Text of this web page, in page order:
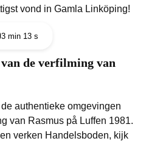
vond in Gamla Linköping!
3 min 13 s
de verfilming van
authentieke omgevingen
van Rasmus på Luffen 1981.
verken Handelsboden, kijk